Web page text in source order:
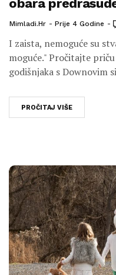
obara
Mimladi.hr Prije 4 Godine
I zaista, nemoguće su
moguće." Pročitajte
godišnjaka s Downovim
PROČITAJ VIŠE